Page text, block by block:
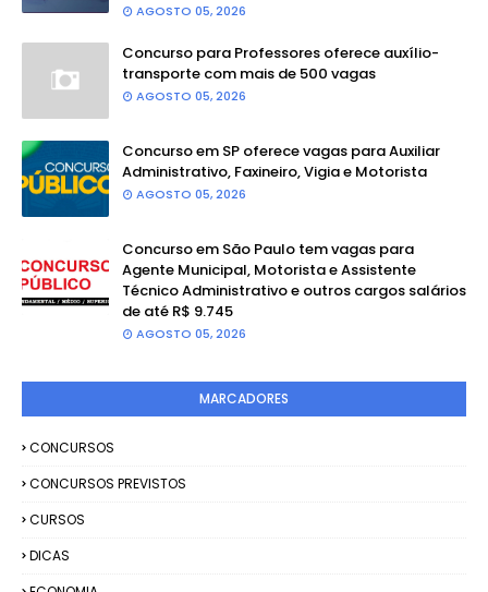
AGOSTO 05, 2026
Concurso para Professores oferece auxílio-
transporte com mais de 500 vagas
AGOSTO 05, 2026
Concurso em SP oferece vagas para Auxiliar
Administrativo, Faxineiro, Vigia e Motorista
AGOSTO 05, 2026
Concurso em São Paulo tem vagas para
Agente Municipal, Motorista e Assistente
Técnico Administrativo e outros cargos salários
de até R$ 9.745
AGOSTO 05, 2026
MARCADORES
CONCURSOS
CONCURSOS PREVISTOS
CURSOS
DICAS